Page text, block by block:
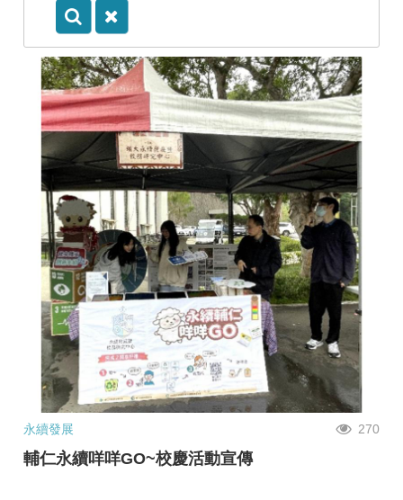
永續發展 270
輔仁永續咩咩GO~校慶活動宣傳